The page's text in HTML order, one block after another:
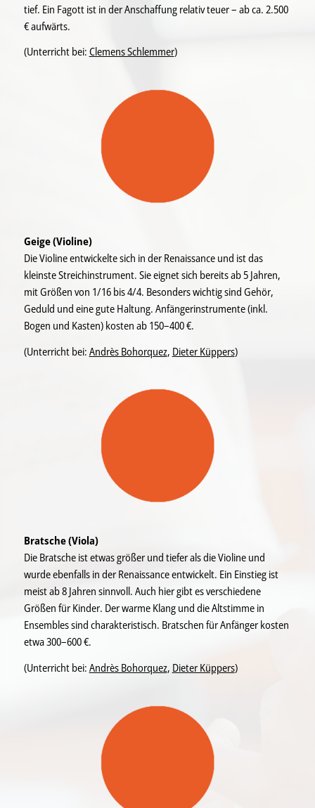
tief. Ein Fagott ist in der Anschaffung relativ teuer – ab ca. 2.500
€ aufwärts.
(Unterricht bei: Clemens Schlemmer)
Geige (Violine)
Die Violine entwickelte sich in der Renaissance und ist das
kleinste Streichinstrument. Sie eignet sich bereits ab 5 Jahren,
mit Größen von 1/16 bis 4/4. Besonders wichtig sind Gehör,
Geduld und eine gute Haltung. Anfängerinstrumente (inkl.
Bogen und Kasten) kosten ab 150–400 €.
(Unterricht bei: Andrès Bohorquez, Dieter Küppers)
Bratsche (Viola)
Die Bratsche ist etwas größer und tiefer als die Violine und
wurde ebenfalls in der Renaissance entwickelt. Ein Einstieg ist
meist ab 8 Jahren sinnvoll. Auch hier gibt es verschiedene
Größen für Kinder. Der warme Klang und die Altstimme in
Ensembles sind charakteristisch. Bratschen für Anfänger kosten
etwa 300–600 €.
(Unterricht bei: Andrès Bohorquez, Dieter Küppers)